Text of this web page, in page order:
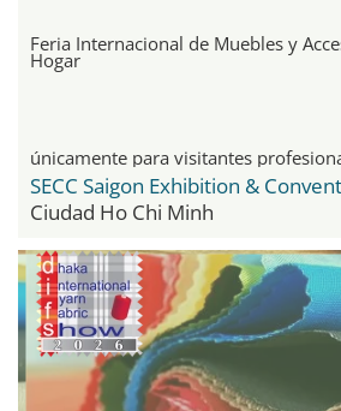
Feria Internacional de Muebles y
Hogar
únicamente para visitantes
SECC Saigon Exhibition &
Ciudad Ho Chi Minh